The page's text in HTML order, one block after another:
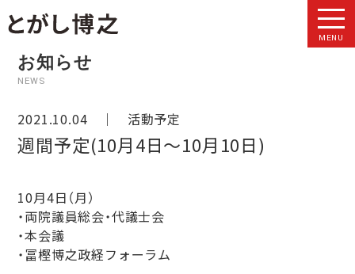
MENU
お知らせ
NEWS
2021.10.04 ｜ 活動予定
週間予定(10月4日～10月10日)
10月4日（月）
・両院議員総会・代議士会
・本会議
・冨樫博之政経フォーラム